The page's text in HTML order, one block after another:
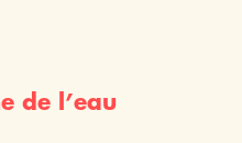
de l’eau